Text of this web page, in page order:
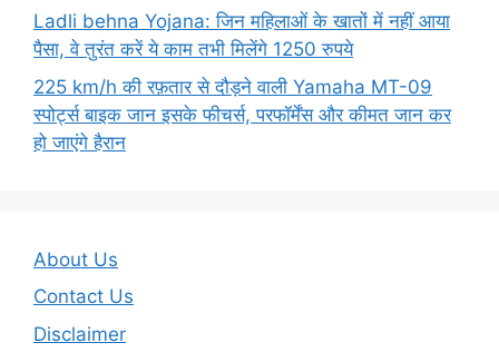
Ladli behna Yojana: जिन महिलाओं के खातों में नहीं आया
पैसा, वे तुरंत करें ये काम तभी मिलेंगे 1250 रुपये
225 km/h की रफ़तार से दौड़ने वाली Yamaha MT-09
स्पोर्ट्स बाइक जान इसके फीचर्स, परफॉर्मेंस और कीमत जान कर
हो जाएंगे हैरान
About Us
Contact Us
Disclaimer